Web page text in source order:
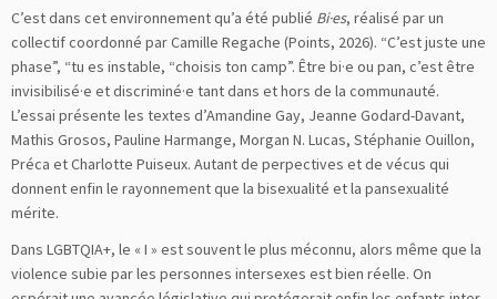
C’est dans cet environnement qu’a été publié Bi·es, réalisé par un
collectif coordonné par Camille Regache (Points, 2026). “C’est juste une
phase”, “tu es instable, “choisis ton camp”. Être bi·e ou pan, c’est être
invisibilisé·e et discriminé·e tant dans et hors de la communauté.
L’essai présente les textes d’Amandine Gay, Jeanne Godard-Davant,
Mathis Grosos, Pauline Harmange, Morgan N. Lucas, Stéphanie Ouillon,
Préca et Charlotte Puiseux. Autant de perpectives et de vécus qui
donnent enfin le rayonnement que la bisexualité et la pansexualité
mérite.
Dans LGBTQIA+, le « I » est souvent le plus méconnu, alors même que la
violence subie par les personnes intersexes est bien réelle. On